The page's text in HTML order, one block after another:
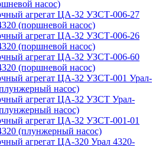
насос)
агрегат ЦА-32 УЗСТ-006-27
(поршневой насос)
агрегат ЦА-32 УЗСТ-006-26
(поршневой насос)
агрегат ЦА-32 УЗСТ-006-60
(поршневой насос)
агрегат ЦА-32 УЗСТ-001 Урал-
насос)
агрегат ЦА-32 УЗСТ Урал-
насос)
агрегат ЦА-32 УЗСТ-001-01
(плунжерный насос)
агрегат ЦА-320 Урал 4320-